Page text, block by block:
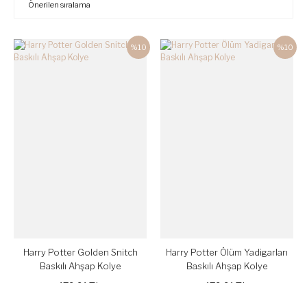
%10
Harry Potter Golden Snitch
Baskılı Ahşap Kolye
%10
Harry Potter Ölüm Yadigarları
Baskılı Ahşap Kolye